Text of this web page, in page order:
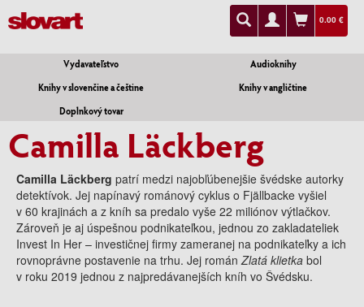
0.00 €
Vydavateľstvo
Audioknihy
Knihy v slovenčine a češtine
Knihy v angličtine
Doplnkový tovar
Camilla Läckberg
Camilla Läckberg patrí medzi najobľúbenejšie švédske autorky
detektívok. Jej napínavý románový cyklus o Fjällbacke vyšiel
v 60 krajinách a z kníh sa predalo vyše 22 miliónov výtlačkov.
Zároveň je aj úspešnou podnikateľkou, jednou zo zakladateliek
Invest In Her – investičnej firmy zameranej na podnikateľky a ich
rovnoprávne postavenie na trhu. Jej román Zlatá klietka bol
v roku 2019 jednou z najpredávanejších kníh vo Švédsku.